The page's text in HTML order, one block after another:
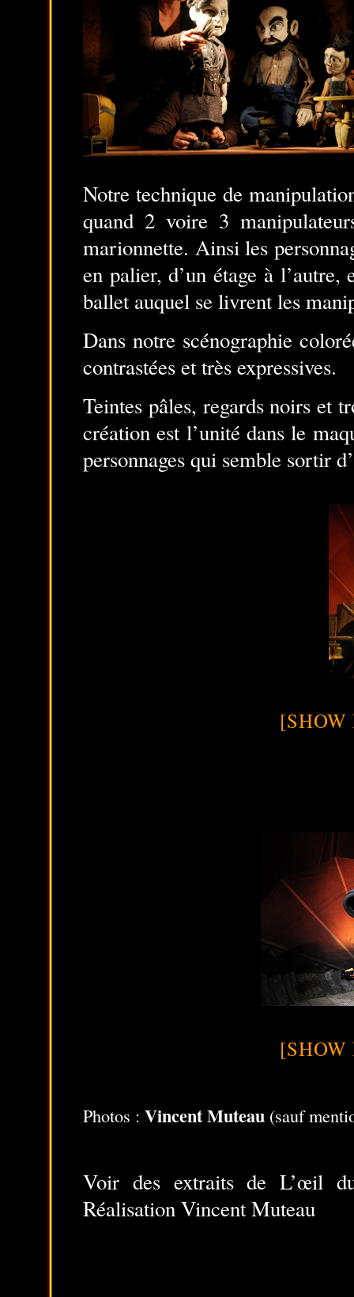
Notre technique de
quand 2 voire 3
marionnette. Ainsi les
en palier, d’un étage à l’autre,
ballet auquel se livrent les
Dans notre scénographie
contrastées et très expressives.
Teintes pâles, regards noirs et
création est l’unité dans le
personnages qui semble sortir
Photos : Vincent Muteau (sauf
Voir des extraits de L’œil
Réalisation Vincent Muteau